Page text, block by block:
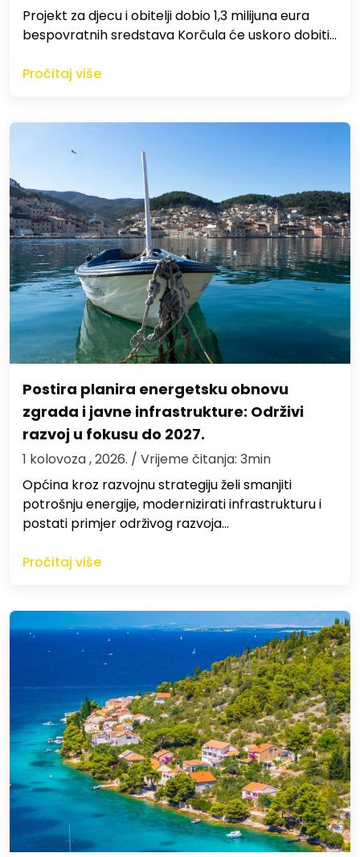
Projekt za djecu i obitelji dobio 1,3 milijuna eura
bespovratnih sredstava Korčula će uskoro dobiti…
Pročitaj više
Postira planira energetsku obnovu
zgrada i javne infrastrukture: Održivi
razvoj u fokusu do 2027.
1 kolovoza , 2026. / Vrijeme čitanja: 3min
Općina kroz razvojnu strategiju želi smanjiti
potrošnju energije, modernizirati infrastrukturu i
postati primjer održivog razvoja…
Pročitaj više